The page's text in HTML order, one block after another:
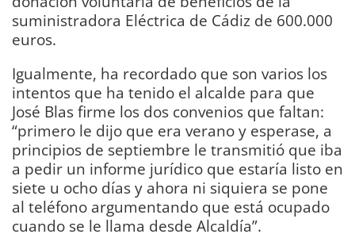
suministradora Eléctrica de Cádiz de 600.000
euros.
Igualmente, ha recordado que son varios los
intentos que ha tenido el alcalde para que
José Blas firme los dos convenios que faltan:
“primero le dijo que era verano y esperase, a
principios de septiembre le transmitió que iba
a pedir un informe jurídico que estaría listo en
siete u ocho días y ahora ni siquiera se pone
al teléfono argumentando que está ocupado
cuando se le llama desde Alcaldía”.